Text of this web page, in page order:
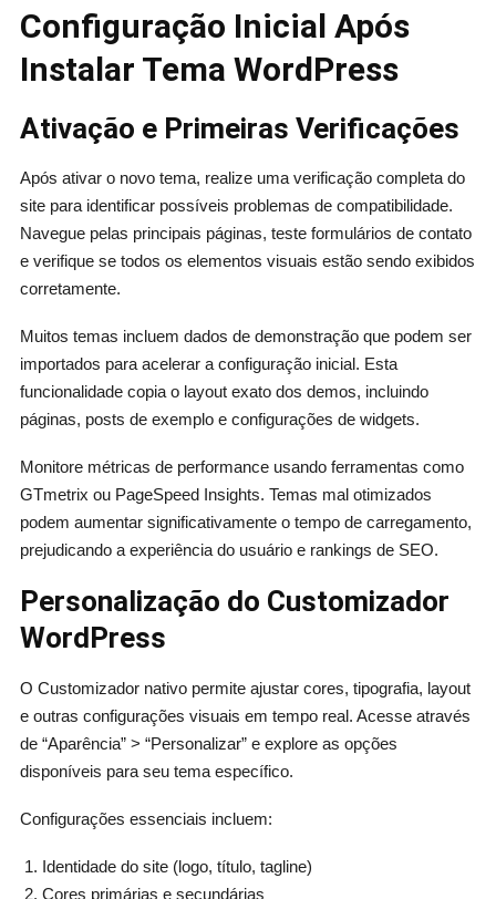
Configuração Inicial Após
Instalar Tema WordPress
Ativação e Primeiras Verificações
Após ativar o novo tema, realize uma verificação completa do
site para identificar possíveis problemas de compatibilidade.
Navegue pelas principais páginas, teste formulários de contato
e verifique se todos os elementos visuais estão sendo exibidos
corretamente.
Muitos temas incluem dados de demonstração que podem ser
importados para acelerar a configuração inicial. Esta
funcionalidade copia o layout exato dos demos, incluindo
páginas, posts de exemplo e configurações de widgets.
Monitore métricas de performance usando ferramentas como
GTmetrix ou PageSpeed Insights. Temas mal otimizados
podem aumentar significativamente o tempo de carregamento,
prejudicando a experiência do usuário e rankings de SEO.
Personalização do Customizador
WordPress
O Customizador nativo permite ajustar cores, tipografia, layout
e outras configurações visuais em tempo real. Acesse através
de “Aparência” > “Personalizar” e explore as opções
disponíveis para seu tema específico.
Configurações essenciais incluem:
Identidade do site (logo, título, tagline)
Cores primárias e secundárias